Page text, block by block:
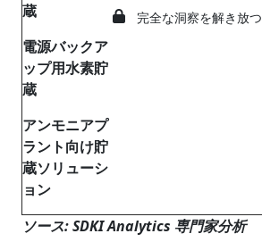
完全な洞察を解き放つ
蔵
電源バックア
ップ用水素貯
蔵
アンモニアプ
ラント向け貯
蔵ソリューシ
ョン
ソース: SDKI Analytics 専門家分析